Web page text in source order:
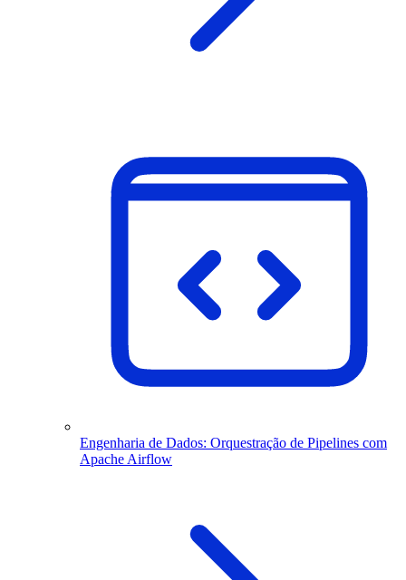
Engenharia de Dados: Orquestração de Pipelines com
Apache Airflow